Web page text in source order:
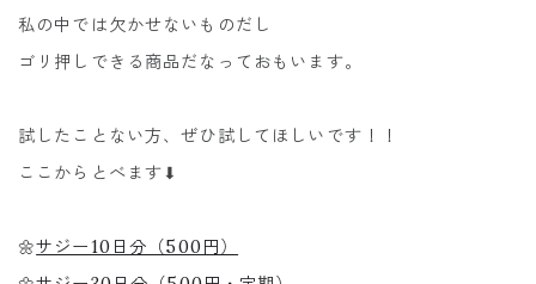
私の中では欠かせないものだし
ゴリ押しできる商品だなっておもいます。
試したことない方、ぜひ試してほしいです！！
ここからとべます⬇︎
🌼サジー10日分（500円）